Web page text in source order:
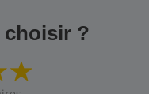
?